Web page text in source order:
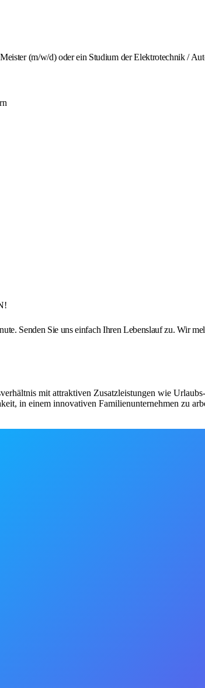
(m/w/d) oder ein Studium der Elektrotechnik /
Senden Sie uns einfach Ihren Lebenslauf zu. Wir
mit attraktiven Zusatzleistungen wie
in einem innovativen Familienunternehmen zu